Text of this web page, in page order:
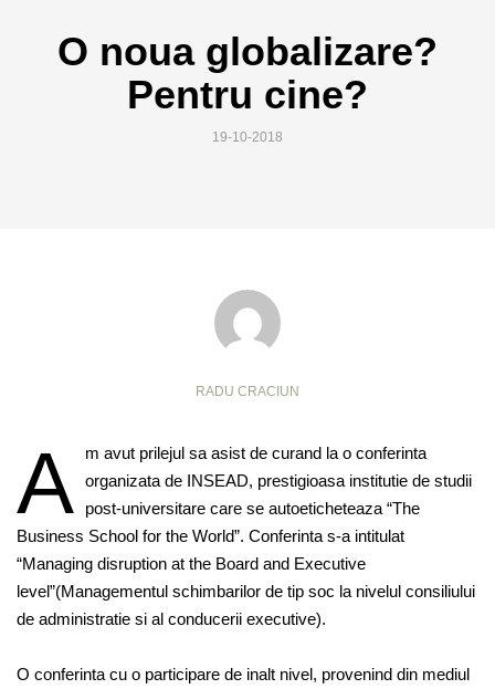
O noua globalizare?
Pentru cine?
19-10-2018
RADU CRACIUN
A
m avut prilejul sa asist de curand la o conferinta
organizata de INSEAD, prestigioasa institutie de studii
post-universitare care se autoeticheteaza “The
Business School for the World”. Conferinta s-a intitulat
“Managing disruption at the Board and Executive
level”(Managementul schimbarilor de tip soc la nivelul consiliului
de administratie si al conducerii executive).
O conferinta cu o participare de inalt nivel, provenind din mediul